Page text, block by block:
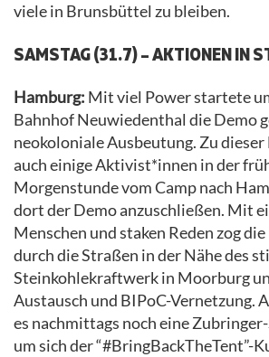
viele in Brunsbüttel zu bleiben.
SAMSTAG (31.7) – AKTIONEN IN
Hamburg: Mit viel Power startete
Bahnhof Neuwiedenthal die Demo
neokoloniale Ausbeutung. Zu
auch einige Aktivist*innen in der
Morgenstunde vom Camp nach
dort der Demo anzuschließen. Mit
Menschen und staken Reden zog
durch die Straßen in der Nähe des
Steinkohlekraftwerk in Moorburg
Austausch und BIPoC-Vernetzung.
es nachmittags noch eine
um sich der “#BringBackTheTent”-